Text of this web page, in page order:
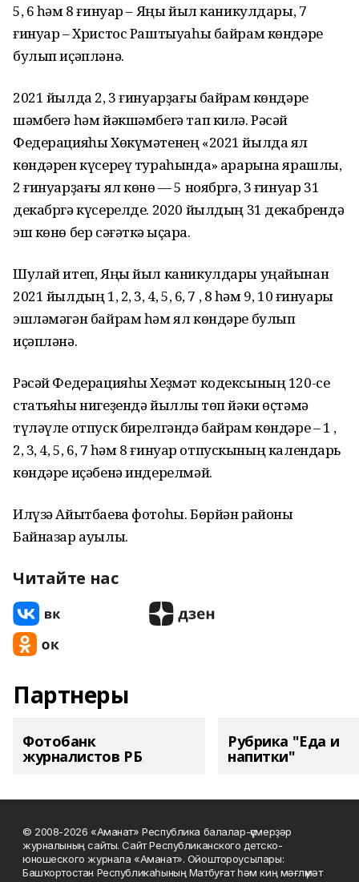
5, 6 һәм 8 ғинуар – Яңы йыл каникулдары, 7
ғинуар – Христос Раштыуаһы байрам көндәре
булып иҫәпләнә.
2021 йылда 2, 3 ғинуарҙағы байрам көндәре
шәмбегә һәм йәкшәмбегә тап килә. Рәсәй
Федерацияһы Хөкүмәтенең «2021 йылда ял
көндәрен күсереү тураһында» ҡарарына ярашлы,
2 ғинуарҙағы ял көнө — 5 ноябргә, 3 ғинуар 31
декабргә күсерелде. 2020 йылдың 31 декабрендә
эш көнө бер сәғәткә ҡыҫҡара.
Шулай итеп, Яңы йыл каникулдары уңайынан
2021 йылдың 1, 2, 3, 4, 5, 6, 7 , 8 һәм 9, 10 ғинуары
эшләмәгән байрам һәм ял көндәре булып
иҫәпләнә.
Рәсәй Федерацияһы Хеҙмәт кодексының 120-се
статьяһы нигеҙендә йыллыҡ төп йәки өҫтәмә
түләүле отпуск бирелгәндә байрам көндәре – 1 ,
2, 3, 4, 5, 6, 7 һәм 8 ғинуар отпускының календарь
көндәре иҫәбенә индерелмәй.
Илүзә Айытбаева фотоһы. Бөрйән районы
Байназар ауылы.
Читайте нас
Партнеры
Фотобанк
журналистов РБ
Рубрика "Еда и
напитки"
© 2008-2026 «Аманат» Республика балалар-үҫмерҙәр
журналының сайты. Сайт Республиканского детско-
юношеского журнала «Аманат». Ойоштороусылары:
Башҡортостан Республикаһының Матбуғат һәм киң мәғлүмәт